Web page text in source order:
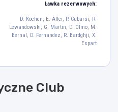
C. Forbs
9
7
Ławka rezerwowych:
D. Kochen, E. Aller, P. Cubarsi, R.
Lewandowski, G. Martin, D. Olmo, M.
Bernal, D. Fernandez, R. Bardghji, X.
Espart
Club